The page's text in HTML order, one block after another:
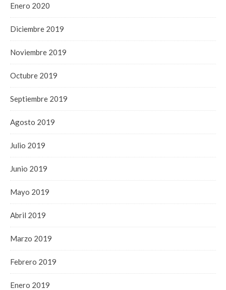
Enero 2020
Diciembre 2019
Noviembre 2019
Octubre 2019
Septiembre 2019
Agosto 2019
Julio 2019
Junio 2019
Mayo 2019
Abril 2019
Marzo 2019
Febrero 2019
Enero 2019